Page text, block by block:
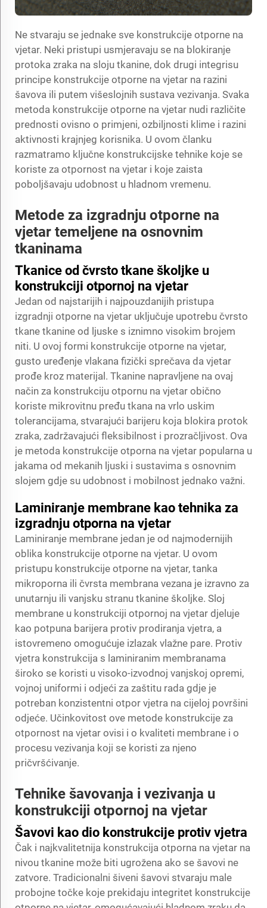
Ne stvaraju se jednake sve konstrukcije otporne na
vjetar. Neki pristupi usmjeravaju se na blokiranje
protoka zraka na sloju tkanine, dok drugi integrisu
principe konstrukcije otporne na vjetar na razini
šavova ili putem višeslojnih sustava vezivanja. Svaka
metoda konstrukcije otporne na vjetar nudi različite
prednosti ovisno o primjeni, ozbiljnosti klime i razini
aktivnosti krajnjeg korisnika. U ovom članku
razmatramo ključne konstrukcijske tehnike koje se
koriste za otpornost na vjetar i koje zaista
poboljšavaju udobnost u hladnom vremenu.
Metode za izgradnju otporne na
vjetar temeljene na osnovnim
tkaninama
Tkanice od čvrsto tkane školjke u
konstrukciji otpornoj na vjetar
Jedan od najstarijih i najpouzdanijih pristupa
izgradnji otporne na vjetar uključuje upotrebu čvrsto
tkane tkanine od ljuske s iznimno visokim brojem
niti. U ovoj formi konstrukcije otporne na vjetar,
gusto uređenje vlakana fizički sprečava da vjetar
prođe kroz materijal. Tkanine napravljene na ovaj
način za konstrukciju otpornu na vjetar obično
koriste mikrovitnu pređu tkana na vrlo uskim
tolerancijama, stvarajući barijeru koja blokira protok
zraka, zadržavajući fleksibilnost i prozračljivost. Ova
je metoda konstrukcije otporna na vjetar popularna u
jakama od mekanih ljuski i sustavima s osnovnim
slojem gdje su udobnost i mobilnost jednako važni.
Laminiranje membrane kao tehnika za
izgradnju otporna na vjetar
Laminiranje membrane jedan je od najmodernijih
oblika konstrukcije otporne na vjetar. U ovom
pristupu konstrukcije otporne na vjetar, tanka
mikroporna ili čvrsta membrana vezana je izravno za
unutarnju ili vanjsku stranu tkanine školjke. Sloj
membrane u konstrukciji otpornoj na vjetar djeluje
kao potpuna barijera protiv prodiranja vjetra, a
istovremeno omogućuje izlazak vlažne pare. Protiv
vjetra konstrukcija s laminiranim membranama
široko se koristi u visoko-izvodnoj vanjskoj opremi,
vojnoj uniformi i odjeći za zaštitu rada gdje je
potreban konzistentni otpor vjetra na cijeloj površini
odjeće. Učinkovitost ove metode konstrukcije za
otpornost na vjetar ovisi i o kvaliteti membrane i o
procesu vezivanja koji se koristi za njeno
pričvršćivanje.
Tehnike šavovanja i vezivanja u
konstrukciji otpornoj na vjetar
Šavovi kao dio konstrukcije protiv vjetra
Čak i najkvalitetnija konstrukcija otporna na vjetar na
nivou tkanine može biti ugrožena ako se šavovi ne
zatvore. Tradicionalni šiveni šavovi stvaraju male
probojne točke koje prekidaju integritet konstrukcije